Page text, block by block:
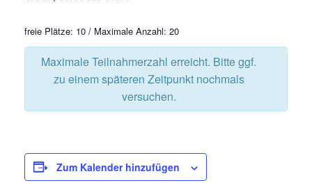
freie Plätze: 10 / Maximale Anzahl: 20
Maximale Teilnahmerzahl erreicht. Bitte ggf.
zu einem späteren Zeitpunkt nochmals
versuchen.
Zum Kalender hinzufügen